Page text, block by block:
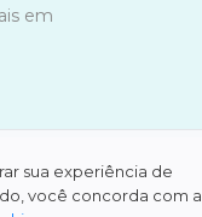
em
sua experiência de
você concorda com a